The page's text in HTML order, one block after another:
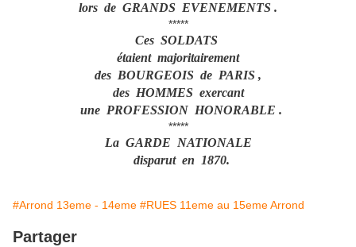
lors de GRANDS EVENEMENTS .
*****
Ces SOLDATS
étaient majoritairement
des BOURGEOIS de PARIS ,
des HOMMES exercant
une PROFESSION HONORABLE .
*****
La GARDE NATIONALE
disparut en 1870.
#Arrond 13eme - 14eme #RUES 11eme au 15eme Arrond
Partager